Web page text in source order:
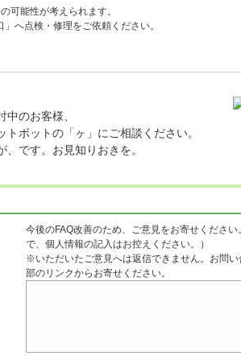
可能性が考えられます。
へ点検・修理をご依頼ください。
のお客様、
ボットの「ヶ」にご相談ください。
です。お見知りおきを。
今後のFAQ改善のため、ご意見をお寄せくださ
で、個人情報の記入はお控えください。）
※いただいたご意見へは返信できません。お問
部のリンクからお寄せください。